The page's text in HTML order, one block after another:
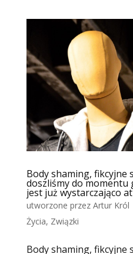
Body shaming, fikcyjne
doszliśmy do momentu
jest już wystarczająco
utworzone przez Artur Król
Życia, Związki
Body shaming, fikcyjne